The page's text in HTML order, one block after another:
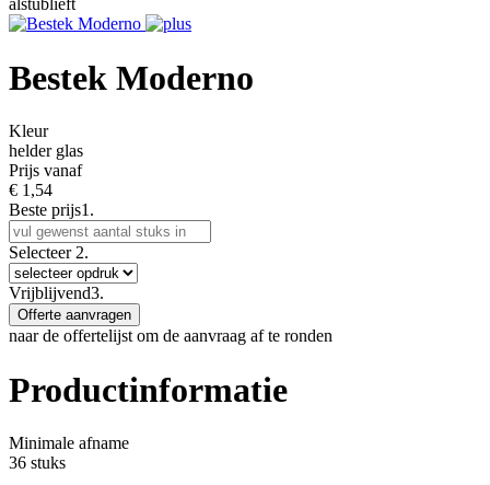
alstublieft
Bestek Moderno
Kleur
helder glas
Prijs vanaf
€ 1,54
Beste prijs1.
Selecteer 2.
Vrijblijvend3.
Offerte aanvragen
naar de offertelijst om de aanvraag af te ronden
Productinformatie
Minimale afname
36 stuks